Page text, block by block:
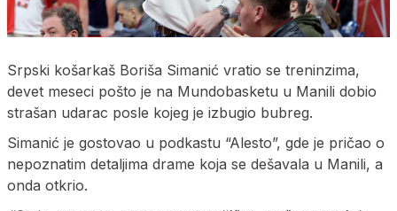
Srpski košarkaš Boriša Simanić vratio se treninzima,
devet meseci pošto je na Mundobasketu u Manili dobio
strašan udarac posle kojeg je izbugio bubreg.
Simanić je gostovao u podkastu “Alesto”, gde je pričao o
nepoznatim detaljima drame koja se dešavala u Manili, a
onda otkrio.